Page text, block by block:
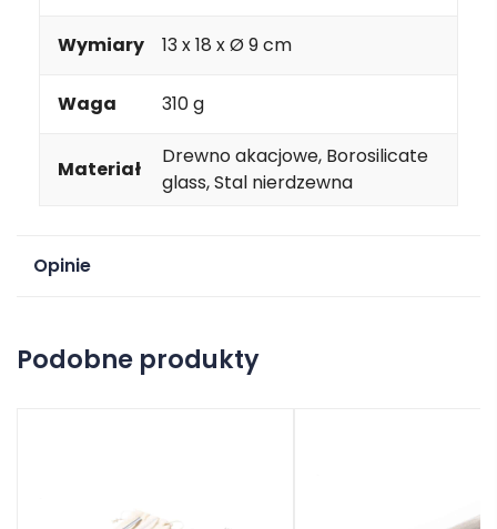
Wymiary 13 x 18 x Ø 9 cm
Waga 310 g
Materiał
Drewno akacjowe, Borosilicate
glass, Stal nierdzewna
Opinie
Podobne produkty